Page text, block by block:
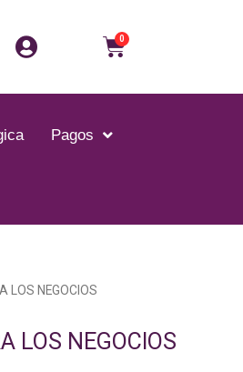
0
Pagos
LOS NEGOCIOS
LOS NEGOCIOS